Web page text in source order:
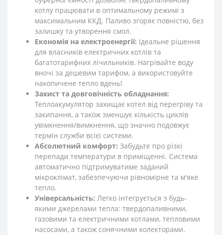
котлу працювати в оптимальному режимі з
максимальним ККД. Паливо згоряє повністю, без
залишку та утворення смол.
Економія на електроенергії: Ідеальне рішення
для власників електричних котлів та
багатотарифних лічильників. Нагрівайте воду
вночі за дешевим тарифом, а використовуйте
накопичене тепло вдень!
Захист та довговічність обладнання:
Теплоакумулятор захищає котел від перегріву та
закипання, а також зменшує кількість циклів
увімкнення/вимкнення, що значно подовжує
термін служби всієї системи.
Абсолютний комфорт: Забудьте про різкі
перепади температури в приміщенні. Система
автоматично підтримуватиме заданий
мікроклімат, забезпечуючи рівномірне та м'яке
тепло.
Універсальність: Легко інтегрується з будь-
якими джерелами тепла: твердопаливними,
газовими та електричними котлами, тепловими
насосами, а також сонячними колекторами.